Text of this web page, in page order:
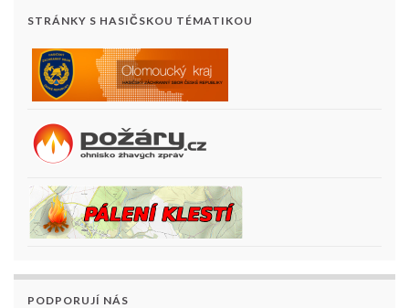
STRÁNKY S HASIČSKOU TÉMATIKOU
PODPORUJÍ NÁS